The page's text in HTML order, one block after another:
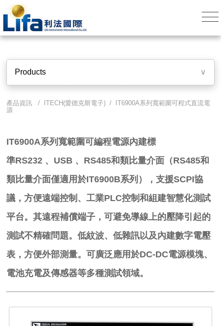
Products ∨
產品資訊 / ITECH(愛德克斯電子) / IT6900A系列寬範圍可程式直流電
源
IT6900A系列寬範圍可編程電源內建標
準RS232 、 USB 、 RS485和類比量介面（RS485和
類比量介面僅適用於IT6900B系列），支援SCPI協
議，方便遠端控制、工業PLC控制和組建智慧化測試
平台。其遠程補償端子，可避免導線上的壓降引起的
測試不精確問題。低紋波、低雜訊以及內建數字電壓
表，方便外部測量。可廣泛應用於DC-DC電源模塊、
電池充電及傳感器等多種測試領域。